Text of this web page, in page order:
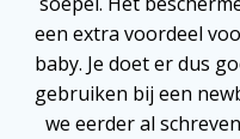
een extra voordeel
baby. Je doet er dus
gebruiken bij een
we eerder al